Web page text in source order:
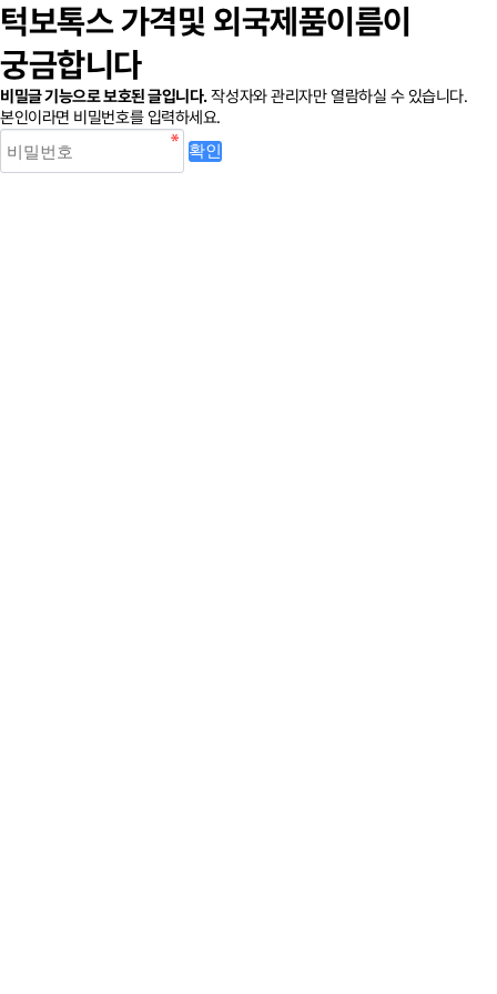
턱보톡스 가격및 외국제품이름이
궁금합니다
비밀글 기능으로 보호된 글입니다.작성자와 관리자만 열람하실 수 있습니다.
본인이라면 비밀번호를 입력하세요.